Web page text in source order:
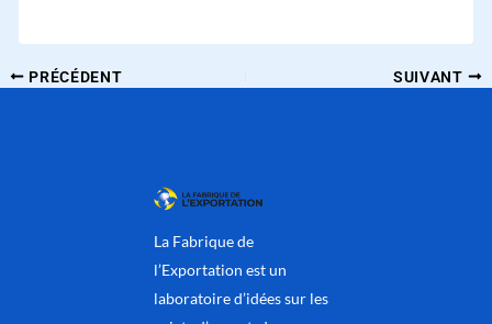
PRÉCÉDENT SUIVANT
La Fabrique de
l’Exportation est un
laboratoire d’idées sur les